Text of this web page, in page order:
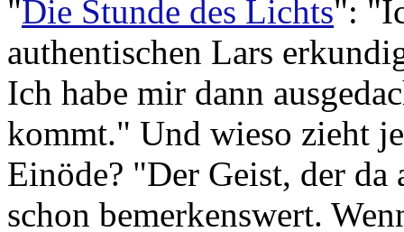
"Die Stunde des Lichts":
authentischen Lars
Ich habe mir dann
kommt." Und wieso zieht
Einöde? "Der Geist, der
schon bemerkenswert.